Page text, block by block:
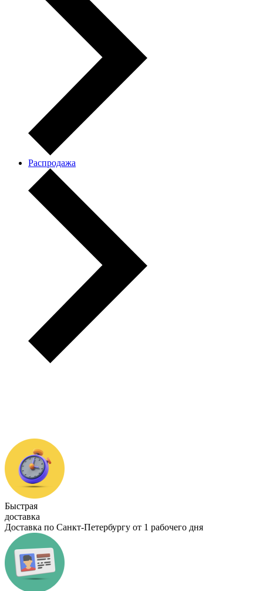
Распродажа
Быстрая
доставка
Доставка по Санкт-Петербургу от 1 рабочего дня